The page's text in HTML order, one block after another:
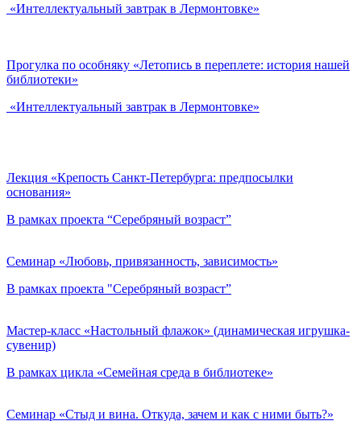
«Интеллектуальный завтрак в Лермонтовке»
Прогулка по особняку «Летопись в переплете: история нашей
библиотеки»
«Интеллектуальный завтрак в Лермонтовке»
Лекция «Крепость Санкт-Петербурга: предпосылки
основания»
В рамках проекта “Серебряный возраст”
Семинар «Любовь, привязанность, зависимость»
В рамках проекта "Серебряный возраст”
Мастер-класс «Настольный флажок» (динамическая игрушка-
сувенир)
В рамках цикла «Семейная среда в библиотеке»
Семинар «Стыд и вина. Откуда, зачем и как с ними быть?»